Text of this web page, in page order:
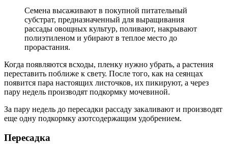
Семена высаживают в покупной питательный
субстрат, предназначенный для выращивания
рассады овощных культур, поливают, накрывают
полиэтиленом и убирают в теплое место до
прорастания.
Когда появляются всходы, пленку нужно убрать, а растения
переставить поближе к свету. После того, как на сеянцах
появится пара настоящих листочков, их пикируют, а через
пару недель производят подкормку мочевиной.
За пару недель до пересадки рассаду закаливают и производят
еще одну подкормку азотсодержащим удобрением.
Пересадка